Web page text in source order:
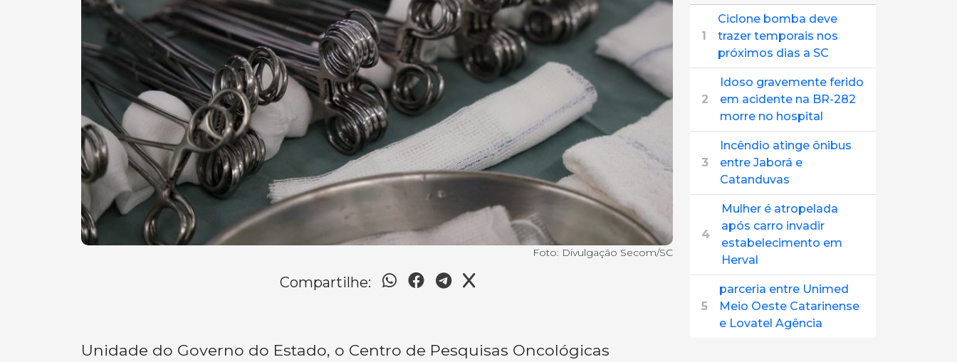
Foto: Divulgação Secom/SC
Compartilhe:
Unidade do Governo do Estado, o Centro de Pesquisas Oncológicas
1
Ciclone bomba deve
trazer temporais nos
próximos dias a SC
2
Idoso gravemente ferido
em acidente na BR-282
morre no hospital
3
Incêndio atinge ônibus
entre Jaborá e
Catanduvas
4
Mulher é atropelada
após carro invadir
estabelecimento em
Herval
5
parceria entre Unimed
Meio Oeste Catarinense
e Lovatel Agência